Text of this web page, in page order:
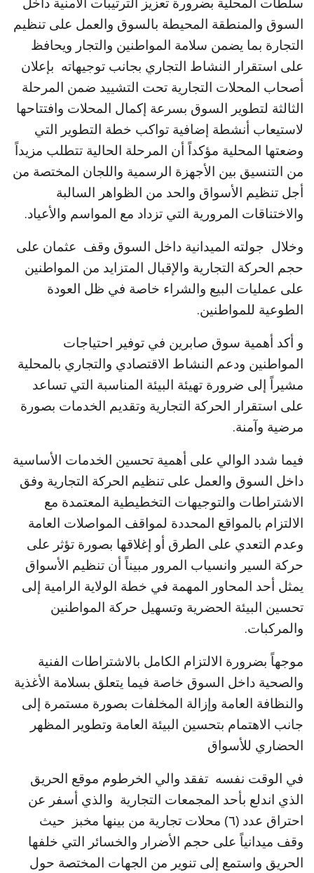
السوق والمنطقة المحيطة بالسوق والعمل على تنظيم
التجارة بما يضمن سلامة المواطنين والتجار ويحافظ
على استقرار النشاط التجاري بجانب توجيهاته بإعلان
أصحاب المحلات التجارية تحت التشييد ضمن المرحلة
الثالثة لتطوير السوق بسرعة إكمال المحلات وافتتاحها
لاستيعاب أنشطة إضافية تواكب خطة التطوير التي
وضعتها المحلية مؤكداً أن المرحلة الحالية تتطلب مزيداً
من التنسيق بين الأجهزة الرسمية واللجان المختصة من
أجل تنظيم الأسواق والحد من الظواهر السالبة
والاختناقات المرورية التي تزداد مع المواسم والأعياد.
وخلال جولته الميدانية داخل السوق وقف عثمان على
حجم الحركة التجارية والإقبال المتزايد من المواطنين
على عمليات البيع والشراء خاصة في ظل العودة
الطوعية للمواطنين.
و أكد أهمية سوق صابرين في توفير احتياجات
المواطنين ودعم النشاط الاقتصادي والتجاري بالمحلية
مشيراً إلى ضرورة تهيئة البيئة المناسبة التي تساعد
على استقرار الحركة التجارية وتقديم الخدمات بصورة
مرضية وآمنة.
فيما شدد الوالي على أهمية تحسين الخدمات الأساسية
داخل السوق والعمل على تنظيم الحركة التجارية وفق
الاشتراطات والتوجيهات التخطيطية المعتمدة مع
الالتزام بالمواقع المحددة لمواقف المواصلات العامة
وعدم التعدي على الطرق أو إغلاقها بصورة تؤثر على
حركة السير وانسياب المرور مبيناً أن تنظيم الأسواق
يمثل أحد المحاور المهمة في خطة الولاية الرامية إلى
تحسين البيئة الحضرية وتسهيل حركة المواطنين
والمركبات.
موجهاً بضرورة الالتزام الكامل بالاشتراطات الفنية
والصحية داخل السوق خاصة فيما يتعلق بسلامة الأغذية
والنظافة العامة وإزالة المخلفات بصورة مستمرة إلى
جانب الاهتمام بتحسين البيئة العامة وتطوير المظهر
الحضاري للأسواق
في الوقت نفسه تفقد والي الخرطوم موقع الحريق
الذي اندلع بأحد المجمعات التجارية والذي أسفر عن
احتراق عدد (٦) محلات تجارية من بينها مخبز حيث
وقف ميدانياً على حجم الأضرار والخسائر التي خلفها
الحريق واستمع إلى تنوير من الجهات المختصة حول